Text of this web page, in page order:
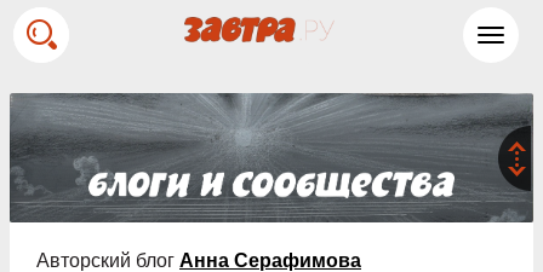
Авторский блог Анна Серафимова